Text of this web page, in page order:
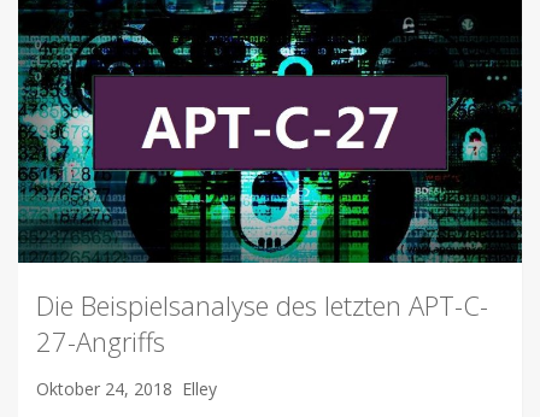
Die Beispielsanalyse des letzten APT-C-
27-Angriffs
Oktober 24, 2018 Elley